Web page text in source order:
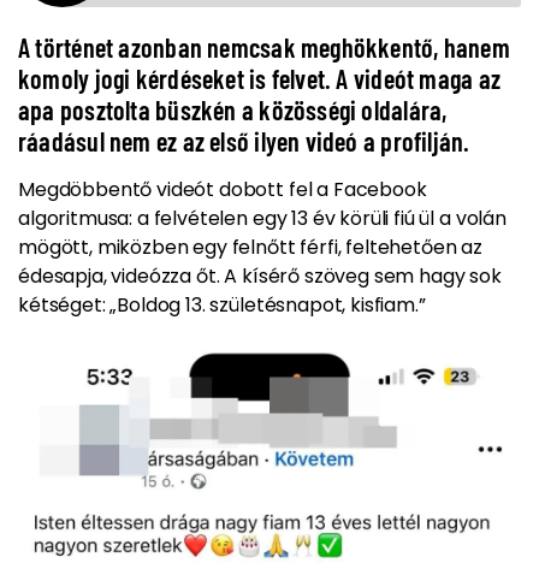
A történet azonban nemcsak meghökkentő, hanem
komoly jogi kérdéseket is felvet. A videót maga az
apa posztolta büszkén a közösségi oldalára,
ráadásul nem ez az első ilyen videó a profilján.
Megdöbbentő videót dobott fel a Facebook
algoritmusa: a felvételen egy 13 év körüli fiú ül a volán
mögött, miközben egy felnőtt férfi, feltehetően az
édesapja, videózza őt. A kísérő szöveg sem hagy sok
kétséget: „Boldog 13. születésnapot, kisfiam.”